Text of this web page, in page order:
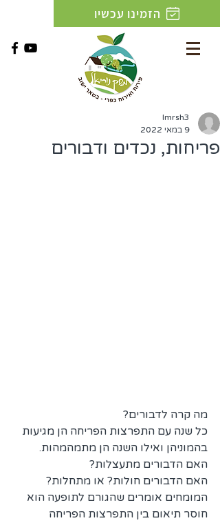
הזמינו עכשיו
פריחות, נכדים ודבורים
lmrsh3
9 במאי 2022
מה קרה לדבורים?
כל שנה עם התפרצות הפריחה הן מגיעות
בהמוניהן ואילו השנה הן מתמהמהות.
האם הדבורים מתעצלות?
האם הדבורים חולות? או מתחלות?
המומחים אומרים שהגורם לתופעה הוא
חוסר תיאום בין התפרצות הפריחה